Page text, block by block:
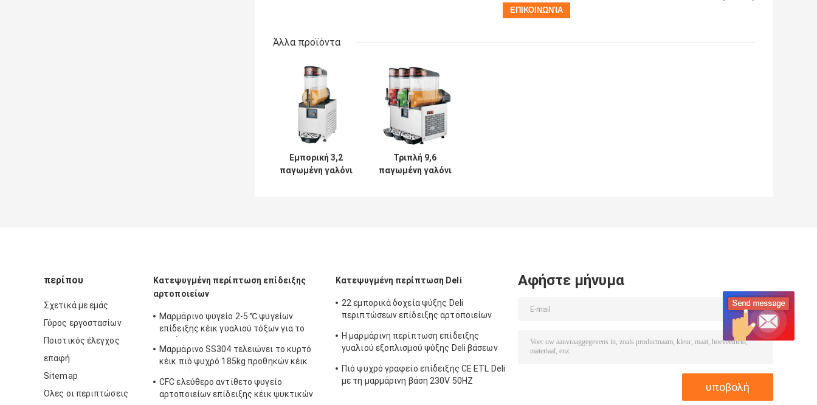
Άλλα προϊόντα
Εμπορική 3,2
παγωμένη γαλόνι
Τριπλή 9,6
παγωμένη γαλόνι
περίπου
Σχετικά με εμάς
Γύρος εργοστασίων
Ποιοτικός έλεγχος
επαφή
Sitemap
Όλες οι περιπτώσεις
Κατεψυγμένη περίπτωση επίδειξης
αρτοποιείων
Μαρμάρινο ψυγείο 2-5 ℃ ψυγείων
επίδειξης κέικ γυαλιού τόξων για το
Μαρμάρινο SS304 τελειώνει το κυρτό
κέικ πιό ψυχρό 185kg προθηκών κέικ
CFC ελεύθερο αντίθετο ψυγείο
αρτοποιείων επίδειξης κέικ ψυκτικών
Κατεψυγμένη περίπτωση Deli
22 εμπορικά δοχεία ψύξης Deli
περιπτώσεων επίδειξης αρτοποιείων
Η μαρμάρινη περίπτωση επίδειξης
γυαλιού εξοπλισμού ψύξης Deli βάσεων
Πιό ψυχρό γραφείο επίδειξης CE ETL Deli
με τη μαρμάρινη βάση 230V 50HZ
Αφήστε μήνυμα